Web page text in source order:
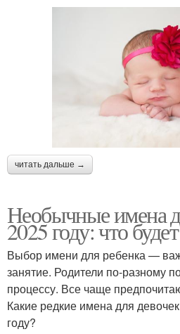
читать дальше →
Необычные имена
2025 году: что
Выбор имени для ребенка —
занятие. Родители по-разному
процессу. Все чаще
Какие редкие имена для
году?